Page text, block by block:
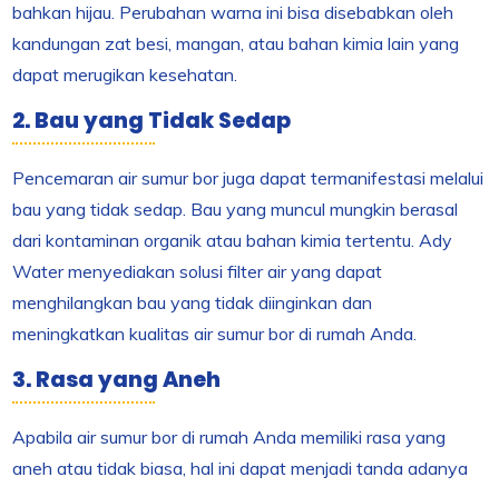
bahkan hijau. Perubahan warna ini bisa disebabkan oleh
kandungan zat besi, mangan, atau bahan kimia lain yang
dapat merugikan kesehatan.
2. Bau yang Tidak Sedap
Pencemaran air sumur bor juga dapat termanifestasi melalui
bau yang tidak sedap. Bau yang muncul mungkin berasal
dari kontaminan organik atau bahan kimia tertentu. Ady
Water menyediakan solusi filter air yang dapat
menghilangkan bau yang tidak diinginkan dan
meningkatkan kualitas air sumur bor di rumah Anda.
3. Rasa yang Aneh
Apabila air sumur bor di rumah Anda memiliki rasa yang
aneh atau tidak biasa, hal ini dapat menjadi tanda adanya